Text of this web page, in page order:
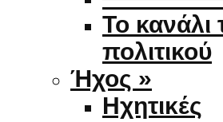
Το κανάλι
πολιτικού
Ήχος »
Ηχητικές